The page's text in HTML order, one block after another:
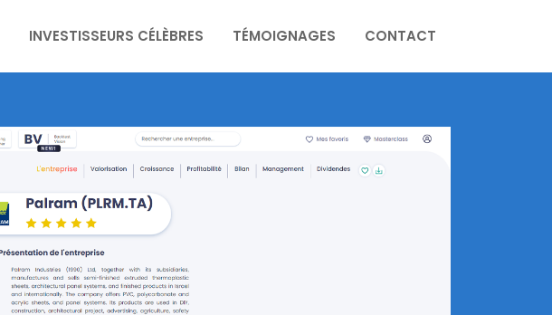
INVESTISSEURS CÉLÈBRES TÉMOIGNAGES CONTACT